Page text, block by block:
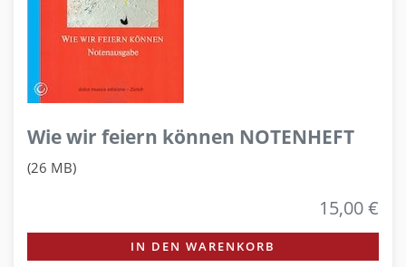
Wie wir feiern können NOTENHEFT
(26 MB)
15,00 €
IN DEN WARENKORB